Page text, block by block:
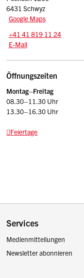
6431 Schwyz
Google Maps
Tel.:
+41 41 819 11 24
E-Mail: stk
E-Mail
Öffnungszeiten
Montag–Freitag
08.30–11.30 Uhr
13.30–16.30 Uhr
Feiertage
Footer
Services
Medienmitteilungen
Newsletter abonnieren